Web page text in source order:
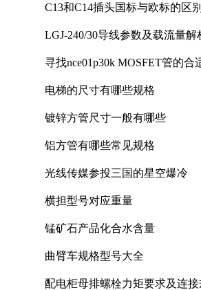
C13和C14插头国标与欧标的区
LGJ-240/30导线参数及载流量解
寻找nce01p30k MOSFET管的合
电梯的尺寸有哪些规格
镀锌方管尺寸一般有哪些
铝方管有哪些常见规格
光线传媒参投三国的星空爆冷
横担型号对应重量
锰矿石产品化合水含量
曲臂车规格型号大全
配电柜母排螺栓力矩要求及连